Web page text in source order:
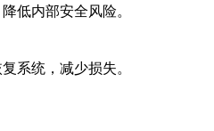
低内部安全风险。
系统，减少损失。